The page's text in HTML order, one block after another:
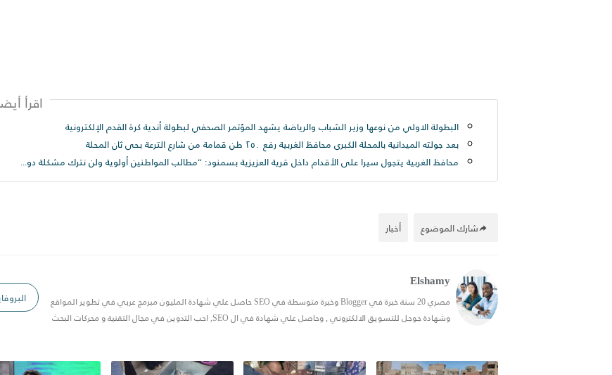
اقرأ
البطولة الاولي من نوعها وزير الشباب والرياضة يشهد المؤتمر الصحفي لبطولة أندية كرة القدم الإلكترونية
بعد جولته الميدانية بالمحلة الكبرى محافظ الغربية رفع ٢٥٠ طن قمامة من شارع الترعة بحى ثان المحلة
محافظ الغربية يتجول سيرا على الأقدام داخل قرية العزيزية بسمنود: “مطالب المواطنين أولوية ولن نترك مشكلة دون حل
أخبار شارك الموضوع
Elshamy
مصري 20 سنة خبرة في Blogger وخبرة متوسطة في SEO حاصل علي شهادة المليون مبرمج عربي في تطوير المواقع
وشهادة جوجل للتسويق الالكتروني , وحاصل علي شهادة في ال SEO, احب التدوين في مجال التقنية و محركات البحث